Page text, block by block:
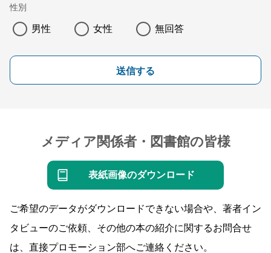
性別
男性 女性 無回答
送信する
メディア関係者・図書館の皆様
表紙画像のダウンロード
ご希望のデータがダウンロードできない場合や、著者イン
タビューのご依頼、その他の本の紹介に関するお問合せ
は、直接プロモーション部へご連絡ください。